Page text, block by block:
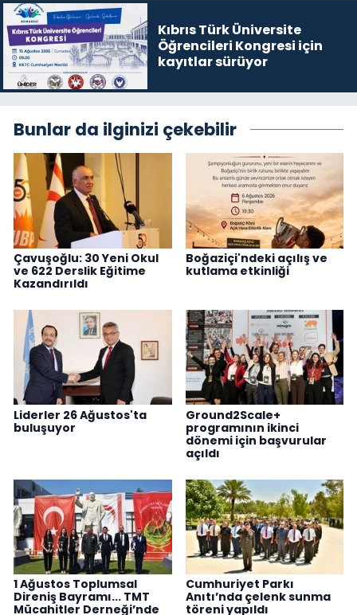
Kıbrıs Türk Üniversite
Öğrencileri Kongresi için
kayıtlar sürüyor
Bunlar da ilginizi çekebilir
Çavuşoğlu: 30 Yeni Okul
ve 622 Derslik Eğitime
Kazandırıldı
Boğaziçi'ndeki açılış ve
kutlama etkinliği
Liderler 26 Ağustos'ta
buluşuyor
Ground2Scale+
programının ikinci
dönemi için başvurular
açıldı
1 Ağustos Toplumsal
Direniş Bayramı... TMT
Mücahitler Derneği’nde
Cumhuriyet Parkı
Anıtı’nda çelenk sunma
töreni yapıldı